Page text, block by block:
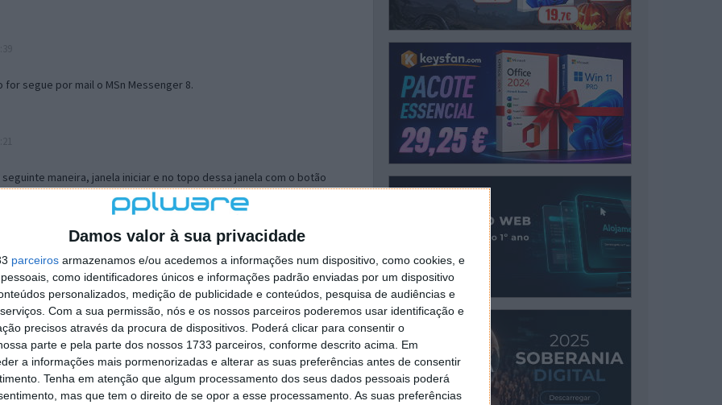
Damos valor à sua privacidade
parceiros armazenamos e/ou acedemos a informações num dispositivo, como cookies, e
como identificadores únicos e informações padrão enviadas por um dispositivo
personalizados, medição de publicidade e conteúdos, pesquisa de audiências e
Com a sua permissão, nós e os nossos parceiros poderemos usar identificação e
precisos através da procura de dispositivos. Poderá clicar para consentir o
parte e pela parte dos nossos 1733 parceiros, conforme descrito acima. Em
a informações mais pormenorizadas e alterar as suas preferências antes de consentir
Tenha em atenção que algum processamento dos seus dados pessoais poderá
mas que tem o direito de se opor a esse processamento. As suas preferências
for segue por mail o MSn Messenger 8.
maneira, janela iniciar e no topo dessa janela com o botão
separador Menu ‘Iniciar’ clica no botão ‘Personalizar’ aí
escolheres o Browser com que queres navegar e o gestor de
ao teu Firefox e nas ferramentas ou tools escolhes ‘Opções’ ou
e logo perto do fim encontras um local para colocares um visto
é o browser predefinido.